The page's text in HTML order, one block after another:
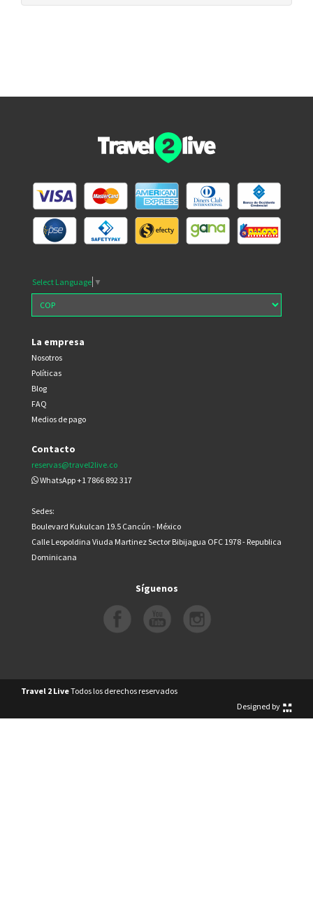
Select Language ▼
La empresa
Nosotros
Políticas
Blog
FAQ
Medios de pago
Contacto
reservas@travel2live.co
WhatsApp +1 7866 892 317
Sedes:
Boulevard Kukulcan 19.5 Cancún - México
Calle Leopoldina Viuda Martinez Sector Bibijagua OFC 1978 - Republica
Dominicana
Síguenos
Travel 2 LiveTodos los derechos reservados
Designed by